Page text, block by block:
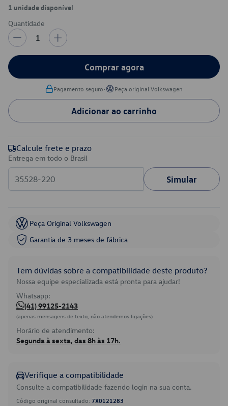
1 unidade disponível
Quantidade
1
Comprar agora
Pagamento seguro• Peça original Volkswagen
Adicionar ao carrinho
Calcule frete e prazo
Entrega em todo o Brasil
Simular
Peça Original Volkswagen
Garantia de 3 meses de fábrica
Tem dúvidas sobre a compatibilidade deste produto?
Nossa equipe especializada está pronta para ajudar!
Whatsapp:
(41) 99125-2143
(apenas mensagens de texto, não atendemos ligações)
Horário de atendimento:
Segunda à sexta, das 8h às 17h.
Verifique a compatibilidade
Consulte a compatibilidade fazendo login na sua conta.
Código original consultado: 7X0121283